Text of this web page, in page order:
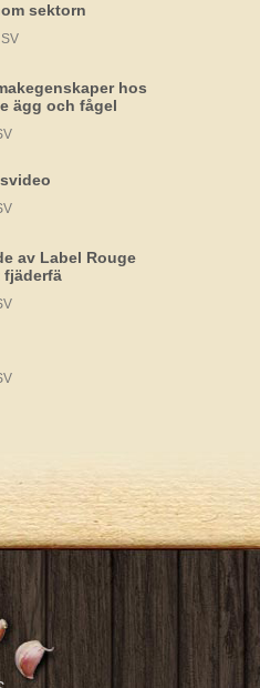
sektorn
hos
ägg och fågel
av Label Rouge